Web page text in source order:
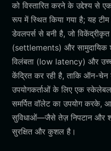
को विस्तारित करने के उद्देश्य से
रूप में स्थित किया गया है; यह
डेवलपर्स से बनी है, जो विकेंद्रीकृत
(settlements) और सामुदायिक
विलंबता (low latency) और
केंद्रित कर रही है, ताकि ऑन-
उपयोगकर्ताओं के लिए एक
समर्पित वॉलेट का उपयोग करके,
सुविधाओं—जैसे तेज़ निपटान और
सुरक्षित और कुशल है।